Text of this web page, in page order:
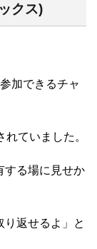
クス)
加できるチャ
ていました。
する場に見せか
り返せるよ」と